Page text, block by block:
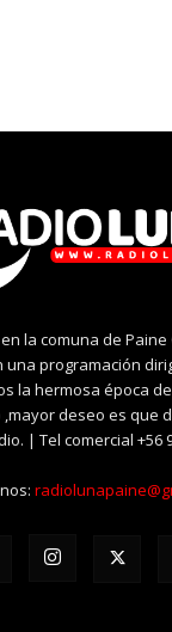
la comuna de Paine
una programación
la hermosa época de
,mayor deseo es que
| Tel comercial +56